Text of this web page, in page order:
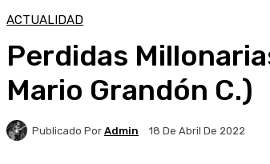
ACTUALIDAD
Perdidas
Mario Grandón C.)
Publicado Por Admin 18 De Abril De 2022